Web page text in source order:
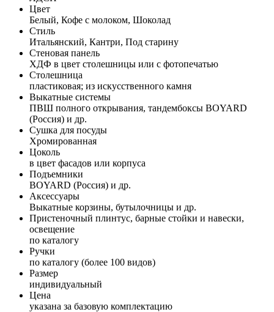
Цвет
Белый, Кофе с молоком, Шоколад
Стиль
Итальянский, Кантри, Под старину
Стеновая панель
ХДФ в цвет столешницы или с фотопечатью
Столешница
пластиковая; из искусственного камня
Выкатные системы
ПВШ полного открывания, тандембоксы BOYARD
(Россия) и др.
Сушка для посуды
Хромированная
Цоколь
в цвет фасадов или корпуса
Подъемники
BOYARD (Россия) и др.
Аксессуары
Выкатные корзины, бутылочницы и др.
Пристеночный плинтус, барные стойки и навески,
освещение
по каталогу
Ручки
по каталогу (более 100 видов)
Размер
индивидуальный
Цена
указана за базовую комплектацию